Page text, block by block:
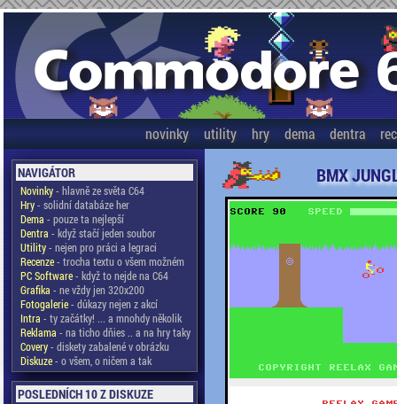
novinky utility hry dema dentra
NAVIGÁTOR
Novinky- hlavně ze světa C64
Hry- solidní databáze her
Dema - pouze ta nejlepší
Dentra - když stačí jeden soubor
Utility- nejen pro práci a legraci
Recenze- trocha textu o všem možném
PC Software- když to nejde na C64
Grafika - ne vždy jen 320x200
Fotogalerie- důkazy nejen z akcí
Intra - ty začátky! ... a mnohdy několik
Reklama - na ticho dňies .. a na hry taky
Covery- diskety zabalené v obrázku
Diskuze- o všem, o ničem a tak
POSLEDNÍCH 10 Z DISKUZE
BMX